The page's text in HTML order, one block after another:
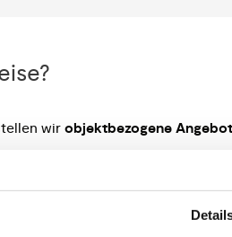
wir objektbezogene